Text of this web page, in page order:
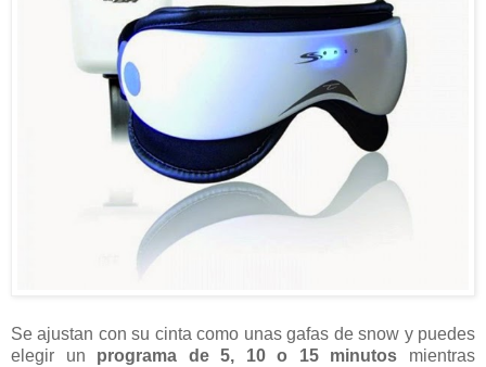
Se ajustan con su cinta como unas gafas de snow y puedes
elegir un programa de 5, 10 o 15 minutos mientras